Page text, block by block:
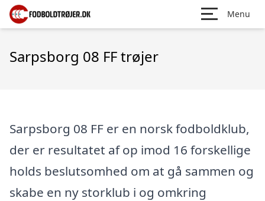
Menu
Sarpsborg 08 FF trøjer
Sarpsborg 08 FF er en norsk fodboldklub,
der er resultatet af op imod 16 forskellige
holds beslutsomhed om at gå sammen og
skabe en ny storklub i og omkring